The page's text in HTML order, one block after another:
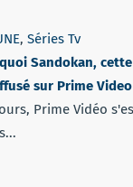
, Séries Tv
quoi Sandokan,
sur Prime
Prime Vidéo